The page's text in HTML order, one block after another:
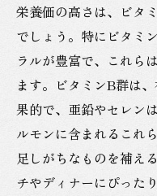
栄養価の高さは、ビタ
でしょう。特にビタミ
ラルが豊富で、これら
ます。ビタミンB群は
果的で、亜鉛やセレン
ルモンに含まれるこれ
足しがちなものを補え
チやディナーにぴった